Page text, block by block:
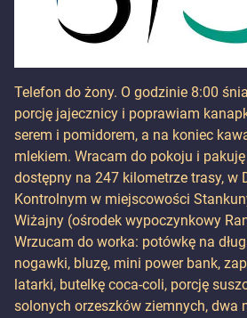
Telefon do żony. O godzinie 8:00
porcję jajecznicy i poprawiam
serem i pomidorem, a na koniec
mlekiem. Wracam do pokoju i
dostępny na 247 kilometrze trasy, w
Kontrolnym w miejscowości
Wiżajny (ośrodek wypoczynkowy
Wrzucam do worka: potówkę na
nogawki, bluzę, mini power bank,
latarki, butelkę coca-coli, porcję
solonych orzeszków ziemnych, dwa